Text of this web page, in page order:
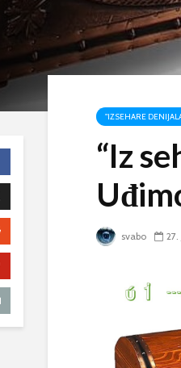
"IZ SEHARE
“Iz
svabo